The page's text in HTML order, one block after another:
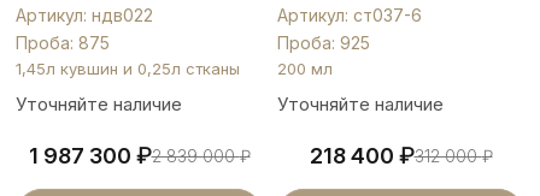
Артикул: ндв022
Проба: 875
1,45л кувшин и 0,25л стканы
Уточняйте наличие
1 987 300 ₽2 839 000₽
Артикул: ст037-6
Проба: 925
200 мл
Уточняйте наличие
218 400 ₽312 000₽